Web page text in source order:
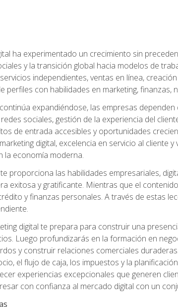
ha experimentado un crecimiento sin
y la transición global hacia modelos de
independientes, ventas en línea,
perfiles con habilidades en marketing, finanzas,
expandiéndose, las empresas
sociales, gestión de la experiencia del
de entrada accesibles y oportunidades
digital, excelencia en servicio al cliente
la economía moderna.
proporciona las habilidades empresariales,
exitosa y gratificante. Mientras que el
y finanzas personales. A través de estas
digital te prepara para construir una
Luego profundizarás en la formación en
y construir relaciones comerciales
el flujo de caja, los impuestos y la
experiencias excepcionales que generen
con confianza al mercado digital con un